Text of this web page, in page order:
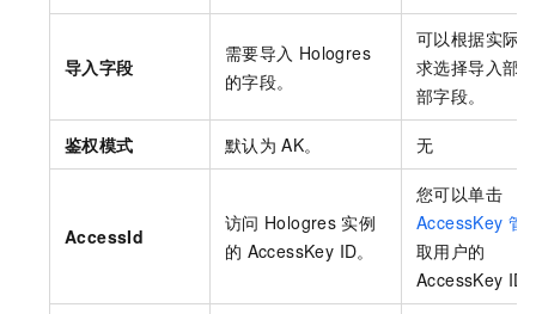
导入字段
需要导入 Hologres
的字段。
可以根据实际
求选择导入部
部字段。
鉴权模式 默认为 AK。 无
AccessId
访问 Hologres 实例
的 AccessKey ID。
您可以单击
AccessKey 管
取用户的
AccessKey ID